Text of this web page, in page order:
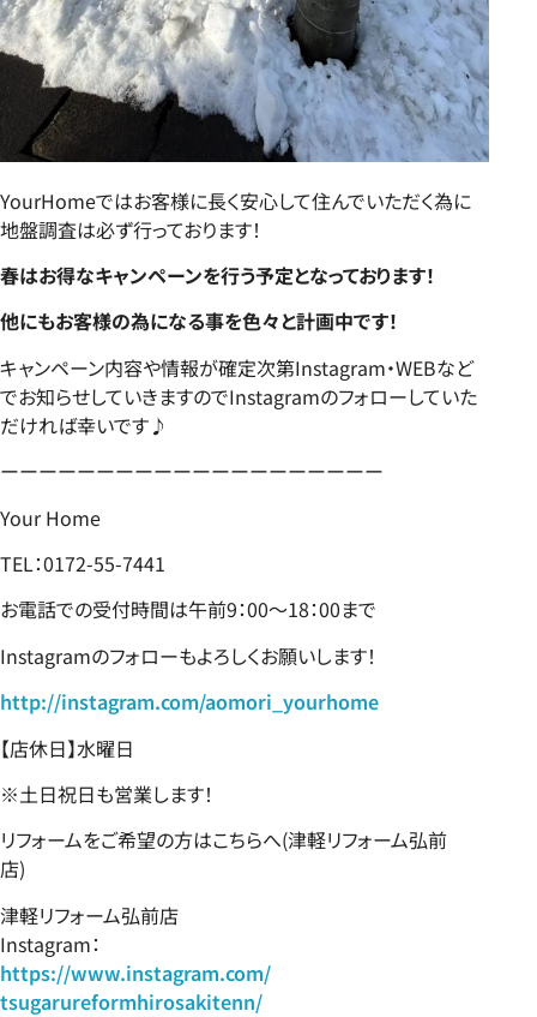
YourHomeではお客様に長く安心して住んでいただく為に
地盤調査は必ず行っております！
春はお得なキャンペーンを行う予定となっております！
他にもお客様の為になる事を色々と計画中です！
キャンペーン内容や情報が確定次第Instagram・WEBなど
でお知らせしていきますのでInstagramのフォローしていた
だければ幸いです♪
ーーーーーーーーーーーーーーーーーーーー
Your Home
TEL：0172-55-7441
お電話での受付時間は午前9：00～18：00まで
Instagramのフォローもよろしくお願いします！
http://instagram.com/aomori_yourhome
【店休日】水曜日
※土日祝日も営業します！
リフォームをご希望の方はこちらへ(津軽リフォーム弘前
店)
津軽リフォーム弘前店
Instagram：
https://www.instagram.com/
tsugarureformhirosakitenn/